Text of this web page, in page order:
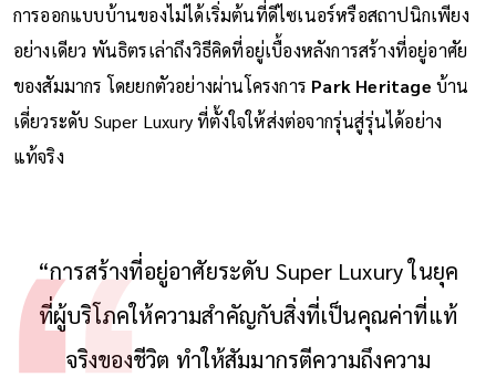
การออกแบบบ้านของไม่ได้เริ่มต้นที่ดีไซเนอร์หรือสถาปนิกเพียง
อย่างเดียว พันธิตรเล่าถึงวิธีคิดที่อยู่เบื้องหลังการสร้างที่อยู่อาศัย
ของสัมมากร โดยยกตัวอย่างผ่านโครงการ Park Heritageบ้าน
เดี่ยวระดับ Super Luxury ที่ตั้งใจให้ส่งต่อจากรุ่นสู่รุ่นได้อย่าง
แท้จริง
“การสร้างที่อยู่อาศัยระดับ Super Luxury ในยุค
ที่ผู้บริโภคให้ความสำคัญกับสิ่งที่เป็นคุณค่าที่แท้
จริงของชีวิต ทำให้สัมมากรตีความถึงความ